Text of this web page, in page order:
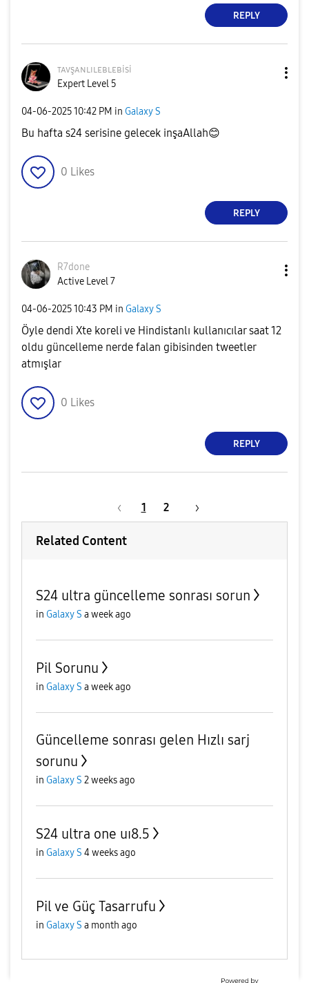
REPLY
ᴛᴀᴠşᴀɴʟɪʟᴇʙʟᴇʙisi
Expert Level 5
‎04-06-202510:42 PM in Galaxy S
Bu hafta s24 serisine gelecek inşaAllah😊
0 Likes
REPLY
R7done
Active Level 7
‎04-06-202510:43 PM in Galaxy S
Öyle dendi Xte koreli ve Hindistanlı kullanıcılar saat 12
oldu güncelleme nerde falan gibisinden tweetler
atmışlar
0 Likes
REPLY
1 2
Related Content
S24 ultra güncelleme sonrası sorun
in Galaxy S a week ago
Pil Sorunu
in Galaxy S a week ago
Güncelleme sonrası gelen Hızlı sarj
sorunu
in Galaxy S 2 weeks ago
S24 ultra one uı8.5
in Galaxy S 4 weeks ago
Pil ve Güç Tasarrufu
in Galaxy S a month ago